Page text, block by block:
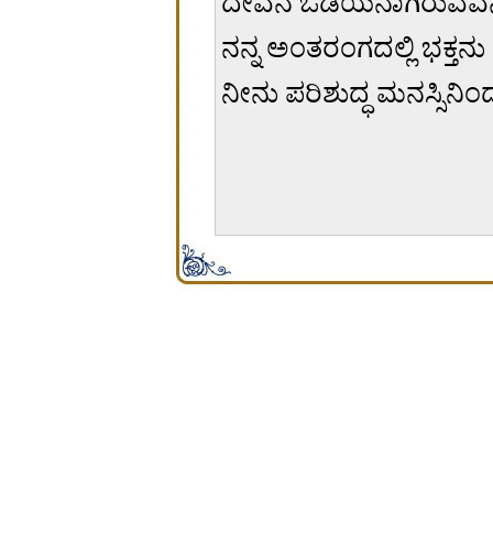
ನನ್ನ ಅಂತರಂಗದಲ್ಲಿ
ನೀನು ಪರಿಶುದ್ಧ